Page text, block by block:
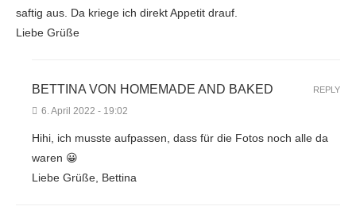
saftig aus. Da kriege ich direkt Appetit drauf.
Liebe Grüße
BETTINA VON HOMEMADE AND BAKED
6. April 2022 - 19:02
Hihi, ich musste aufpassen, dass für die Fotos noch alle da
waren 😀
Liebe Grüße, Bettina
REPLY